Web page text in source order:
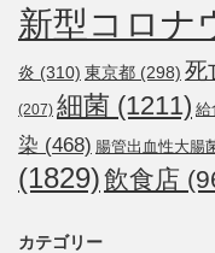
新型コロナ
炎 (310) 東京都 (298) 死
(207) 細菌 (1211) 給
染 (468) 腸管出血性大腸
(1829)飲食店
カテゴリー